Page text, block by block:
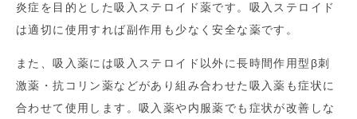
炎症を目的とした吸入ステロイド薬です。吸入ステロイド
は適切に使用すれば副作用も少なく安全な薬です。
また、吸入薬には吸入ステロイド以外に長時間作用型β刺
激薬・抗コリン薬などがあり組み合わせた吸入薬も症状に
合わせて使用します。吸入薬や内服薬でも症状が改善しな